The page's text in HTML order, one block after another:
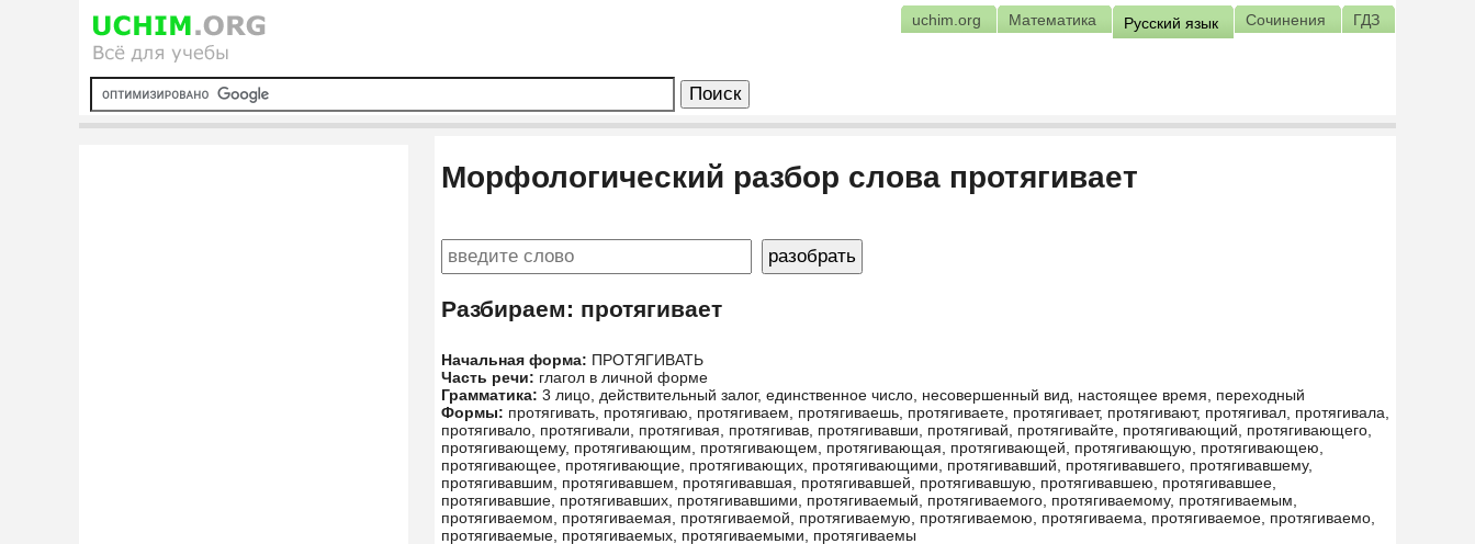
uchim.org Математика Русский язык Сочинения ГДЗ
Морфологический разбор слова протягивает
Разбираем: протягивает
Начальная форма: ПРОТЯГИВАТЬ
Часть речи: глагол в личной форме
Грамматика: 3 лицо, действительный залог, единственное число, несовершенный вид, настоящее время, переходный
Формы: протягивать, протягиваю, протягиваем, протягиваешь, протягиваете, протягивает, протягивают, протягивал, протягивала,
протягивало, протягивали, протягивая, протягивав, протягивавши, протягивай, протягивайте, протягивающий, протягивающего,
протягивающему, протягивающим, протягивающем, протягивающая, протягивающей, протягивающую, протягивающею,
протягивающее, протягивающие, протягивающих, протягивающими, протягивавший, протягивавшего, протягивавшему,
протягивавшим, протягивавшем, протягивавшая, протягивавшей, протягивавшую, протягивавшею, протягивавшее,
протягивавшие, протягивавших, протягивавшими, протягиваемый, протягиваемого, протягиваемому, протягиваемым,
протягиваемом, протягиваемая, протягиваемой, протягиваемую, протягиваемою, протягиваема, протягиваемое, протягиваемо,
протягиваемые, протягиваемых, протягиваемыми, протягиваемы